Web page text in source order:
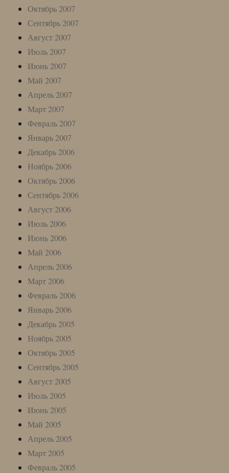
Октябрь 2007
Сентябрь 2007
Август 2007
Июль 2007
Июнь 2007
Май 2007
Апрель 2007
Март 2007
Февраль 2007
Январь 2007
Декабрь 2006
Ноябрь 2006
Октябрь 2006
Сентябрь 2006
Август 2006
Июль 2006
Июнь 2006
Май 2006
Апрель 2006
Март 2006
Февраль 2006
Январь 2006
Декабрь 2005
Ноябрь 2005
Октябрь 2005
Сентябрь 2005
Август 2005
Июль 2005
Июнь 2005
Май 2005
Апрель 2005
Март 2005
Февраль 2005